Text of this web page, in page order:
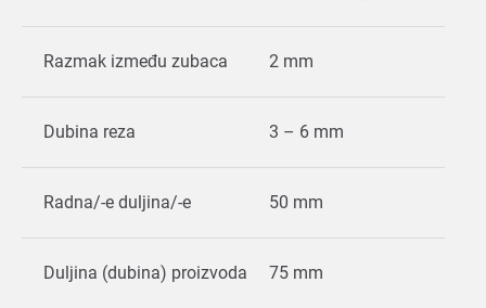
Razmak između zubaca 2 mm
Dubina reza 3 – 6 mm
Radna/-e duljina/-e 50 mm
Duljina (dubina) proizvoda 75 mm